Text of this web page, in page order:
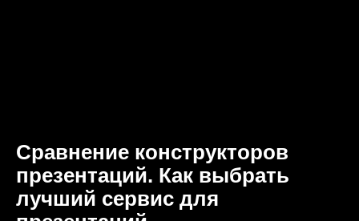
Сравнение конструкторов
презентаций. Как выбрать
лучший сервис для